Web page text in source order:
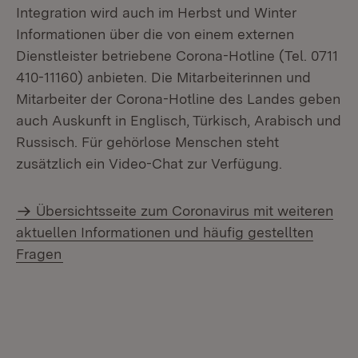
Integration wird auch im Herbst und Winter
Informationen über die von einem externen
Dienstleister betriebene Corona-Hotline (Tel. 0711
410-11160) anbieten. Die Mitarbeiterinnen und
Mitarbeiter der Corona-Hotline des Landes geben
auch Auskunft in Englisch, Türkisch, Arabisch und
Russisch. Für gehörlose Menschen steht
zusätzlich ein Video-Chat zur Verfügung.
Übersichtsseite zum Coronavirus mit weiteren
aktuellen Informationen und häufig gestellten
Fragen